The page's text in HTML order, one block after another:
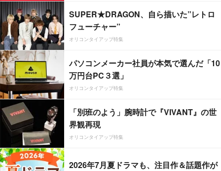
SUPER★DRAGON、自ら描いた”レトロ
フューチャー”
オリコンタイアップ特集
パソコンメーカー社員が本気で選んだ「10
万円台PC３選」
オリコンタイアップ特集
「別班のよう」腕時計で『VIVANT』の世
界観再現
オリコンタイアップ特集
2026年7月夏ドラマも、注目作＆話題作が